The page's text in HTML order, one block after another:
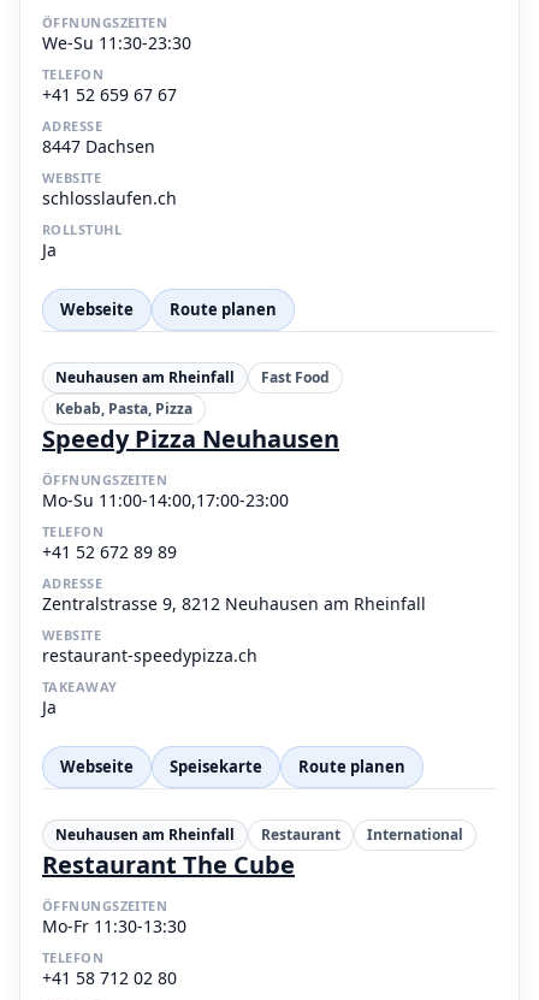
ÖFFNUNGSZEITEN
We-Su 11:30-23:30
TELEFON
+41 52 659 67 67
ADRESSE
8447 Dachsen
WEBSITE
schlosslaufen.ch
ROLLSTUHL
Ja
Webseite Route planen
Neuhausen am Rheinfall
Fast Food
Kebab, Pasta, Pizza
Speedy Pizza Neuhausen
ÖFFNUNGSZEITEN
Mo-Su 11:00-14:00,17:00-23:00
TELEFON
+41 52 672 89 89
ADRESSE
Zentralstrasse 9, 8212 Neuhausen am Rheinfall
WEBSITE
restaurant-speedypizza.ch
TAKEAWAY
Ja
Webseite Speisekarte Route planen
Neuhausen am Rheinfall Restaurant International
Restaurant The Cube
ÖFFNUNGSZEITEN
Mo-Fr 11:30-13:30
TELEFON
+41 58 712 02 80